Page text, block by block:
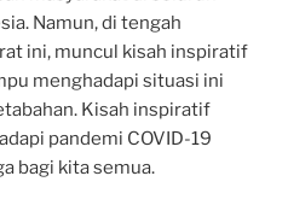
Namun, di tengah
ini, muncul kisah inspiratif
menghadapi situasi ini
Kisah inspiratif
pandemi COVID-19
bagi kita semua.